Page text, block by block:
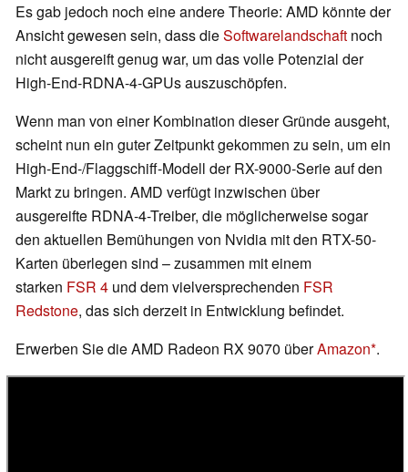
Es gab jedoch noch eine andere Theorie: AMD könnte der
Ansicht gewesen sein, dass dieSoftwarelandschaft noch
nicht ausgereift genug war, um das volle Potenzial der
High-End-RDNA-4-GPUs auszuschöpfen.
Wenn man von einer Kombination dieser Gründe ausgeht,
scheint nun ein guter Zeitpunkt gekommen zu sein, um ein
High-End-/Flaggschiff-Modell der RX-9000-Serie auf den
Markt zu bringen. AMD verfügt inzwischen über
ausgereifte RDNA-4-Treiber, die möglicherweise sogar
den aktuellen Bemühungen von Nvidia mit den RTX-50-
Karten überlegen sind – zusammen mit einem
starken FSR 4 und dem vielversprechenden FSR
Redstone, das sich derzeit in Entwicklung befindet.
Erwerben Sie die AMD Radeon RX 9070 überAmazon .